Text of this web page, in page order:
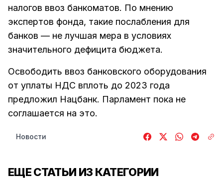
налогов ввоз банкоматов. По мнению
экспертов фонда, такие послабления для
банков — не лучшая мера в условиях
значительного дефицита бюджета.
Освободить ввоз банковского оборудования
от уплаты НДС вплоть до 2023 года
предложил Нацбанк. Парламент пока не
соглашается на это.
Новости
ЕЩЕ СТАТЬИ ИЗ КАТЕГОРИИ